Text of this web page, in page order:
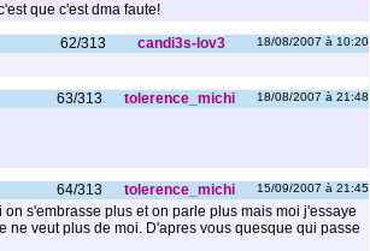
que c'est dma faute!
62/313 candi3s-lov3 18/08/2007 à 10:20
63/313 tolerence_michi 18/08/2007 à 21:48
64/313 tolerence_michi 15/09/2007 à 21:45
s'embrasse plus et on parle plus mais moi j'essaye
ne veut plus de moi. D'apres vous quesque qui passe